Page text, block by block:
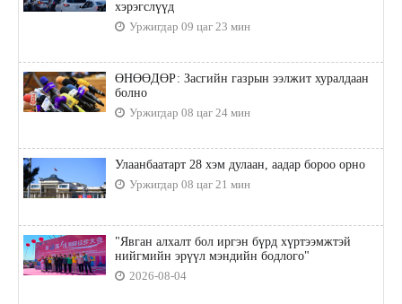
хэрэгслүүд
Уржигдар 09 цаг 23 мин
ӨНӨӨДӨР: Засгийн газрын ээлжит хуралдаан
болно
Уржигдар 08 цаг 24 мин
Улаанбаатарт 28 хэм дулаан, аадар бороо орно
Уржигдар 08 цаг 21 мин
"Явган алхалт бол иргэн бүрд хүртээмжтэй
нийгмийн эрүүл мэндийн бодлого"
2026-08-04